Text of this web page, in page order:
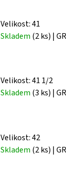
Velikost: 41
Skladem (2 ks) |
Velikost: 41 1/2
Skladem (3 ks) |
Velikost: 42
Skladem (2 ks) |